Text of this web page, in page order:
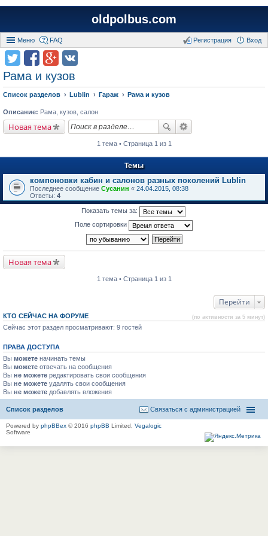
oldpolbus.com
Меню FAQ Вход
Регистрация
Рама и кузов
Список разделов Lublin Гараж Рама и кузов
Описание: Рама, кузов, салон
Новая тема
1 тема • Страница 1 из 1
Темы
компоновки кабин и салонов разных поколений Lublin
Последнее сообщение Сусанин « 24.04.2015, 08:38
Ответы: 4
Показать темы за:
Поле сортировки
Новая тема
1 тема • Страница 1 из 1
Перейти
КТО СЕЙЧАС НА ФОРУМЕ (по активности за 5 минут)
Сейчас этот раздел просматривают: 9 гостей
ПРАВА ДОСТУПА
Вы можете начинать темы
Вы можете отвечать на сообщения
Вы не можете редактировать свои сообщения
Вы не можете удалять свои сообщения
Вы не можете добавлять вложения
Список разделов Связаться с администрацией
Powered by phpBBex © 2016 phpBB Limited, Vegalogic
Software